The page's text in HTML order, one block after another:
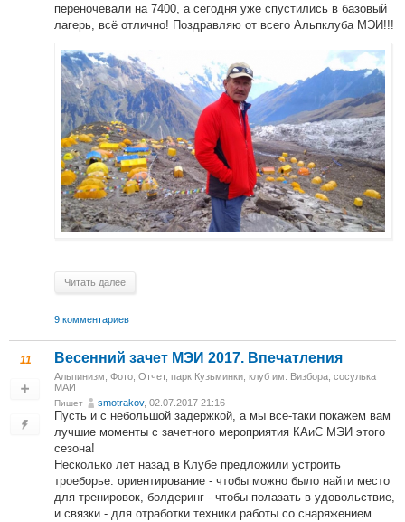
переночевали на 7400, а сегодня уже спустились в базовый
лагерь, всё отлично! Поздравляю от всего Альпклуба МЭИ!!!
Читать далее
9 комментариев
11 Весенний зачет МЭИ 2017. Впечатления
Альпинизм Фото Отчет, парк Кузьминки, клуб им. Визбора, сосулька
МАИ
Пишет smotrakov, 02.07.2017 21:16
Пусть и с небольшой задержкой, а мы все-таки покажем вам
лучшие моменты с зачетного мероприятия КАиС МЭИ этого
сезона!
Несколько лет назад в Клубе предложили устроить
троеборье: ориентирование - чтобы можно было найти место
для тренировок, болдеринг - чтобы полазать в удовольствие,
и связки - для отработки техники работы со снаряжением.